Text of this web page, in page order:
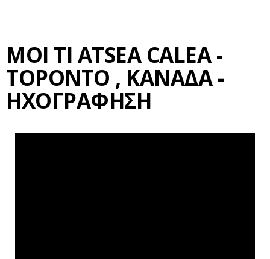
MOI TI ATSEA CALEA -
ΤΟΡΟΝΤΟ , ΚΑΝΑΔΑ -
ΗΧΟΓΡΆΦΗΣΗ